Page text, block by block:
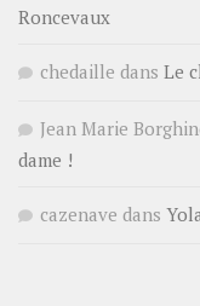
Roncevaux
chedaille dans Le
Jean Marie
dame !
cazenave dans